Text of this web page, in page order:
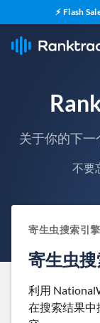
⚡ Flash
关于你的下一
不要
寄生虫搜索引
寄生虫
利用
在搜索结果中